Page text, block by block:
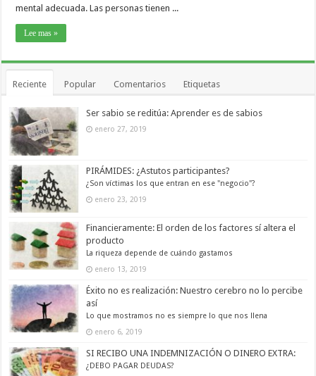
mental adecuada. Las personas tienen ...
Lee mas »
Reciente Popular Comentarios Etiquetas
Ser sabio se reditúa: Aprender es de sabios
enero 27, 2019
PIRÁMIDES: ¿Astutos participantes?
¿Son víctimas los que entran en ese "negocio"?
enero 23, 2019
Financieramente: El orden de los factores sí altera el
producto
La riqueza depende de cuándo gastamos
enero 13, 2019
Éxito no es realización: Nuestro cerebro no lo percibe
así
Lo que mostramos no es siempre lo que nos llena
enero 6, 2019
SI RECIBO UNA INDEMNIZACIÓN O DINERO EXTRA:
¿DEBO PAGAR DEUDAS?